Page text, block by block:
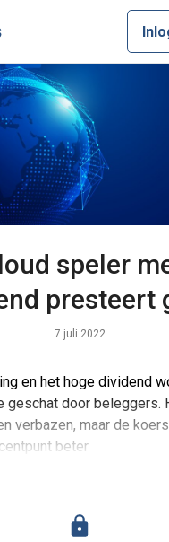
speler
presteert
7 juli 2022
en het hoge dividend
geschat door beleggers.
verbazen, maar de
beter